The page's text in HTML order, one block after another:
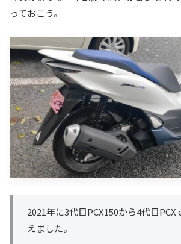
っておこう。
2021年に3代目PCX150から4代目PCX
えました。